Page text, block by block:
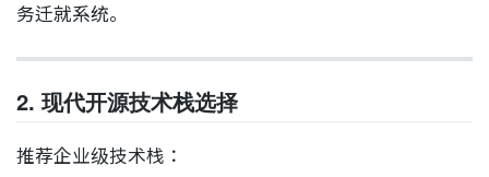
务迁就系统。
2. 现代开源技术栈选择
推荐企业级技术栈：